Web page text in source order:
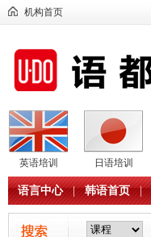
机构首页
英语培训 日语培训
语言中心 | 韩语首页 |